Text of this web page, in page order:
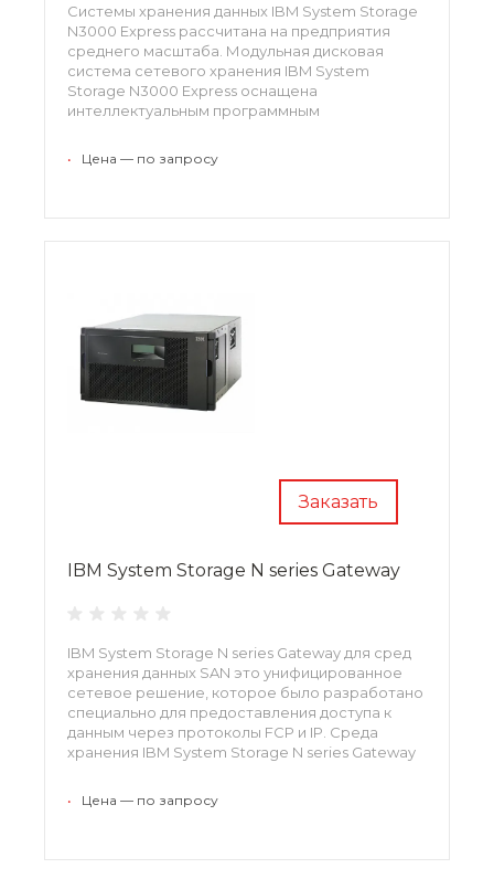
Системы хранения данных IBM System Storage
N3000 Еxpress рассчитана на предприятия
среднего масштаба. Модульная дисковая
система сетевого хранения IBM System
Storage N3000 Express оснащена
интеллектуальным программным
• Цена — по запросу
Заказать
IBM System Storage N series Gateway
IBM System Storage N series Gateway для сред
хранения данных SAN это унифицированное
сетевое решение, которое было разработано
специально для предоставления доступа к
данным через протоколы FCP и IP. Среда
хранения IBM System Storage N series Gateway
защищать, консолидировать и
• Цена — по запросу